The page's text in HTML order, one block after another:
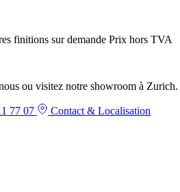
finitions sur demande Prix hors TVA
ou visitez notre showroom à Zurich.
77 07 Contact & Localisation